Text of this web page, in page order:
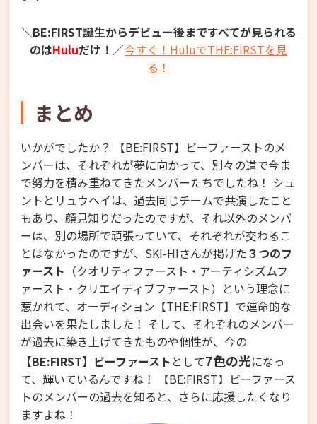
＼BE:FIRST誕生からデビュー後まですべてが見られる
のはHuluだけ！／今すぐ！HuluでTHE:FIRSTを見
る！
まとめ
いかがでしたか？ 【BE:FIRST】ビーファーストのメ
ンバーは、それぞれが夢に向かって、別々の道で今ま
で努力を積み重ねてきたメンバーたちでしたね！ シュ
ントとリュウヘイは、過去同じチームで共演したこと
もあり、顔見知りだったのですが、それ以外のメンバ
ーは、別の場所で頑張っていて、それぞれが交わるこ
とはなかったのですが、SKI-HIさんが掲げた３つのフ
ァースト （クオリティファースト・アーティシズムフ
ァースト・クリエイティブファースト）という理念に
惹かれて、オーディション【THE:FIRST】で運命的な
出会いを果たしました！ そして、それぞれのメンバー
が過去に築き上げてきたものや個性が、今の
【BE:FIRST】ビーファースト として7色の光になっ
て、輝いているんですね！ 【BE:FIRST】ビーファース
トのメンバーの過去を知ると、さらに応援したくなり
ますよね！